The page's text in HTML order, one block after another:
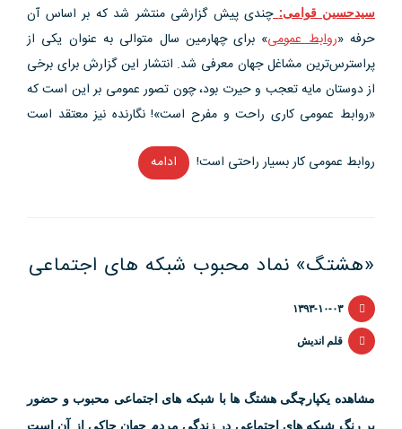
سیدحسین قوامی: چندی پیش گزارشی منتشر شد که بر اساس آن
حرفه «روابط عمومی» برای چهارمین سال متوالی به عنوان یکی از
پراسترس‌ترین مشاغل جهان معرفی شد. انتشار این گزارش برای برخی
از دوستان مایه تعجب و حیرت بود، چون تصور عمومی بر این است که
«روابط عمومی کاری راحت و مفرح است»! نگارنده نیز معتقد است
روابط عمومی کار بسیار راحتی است! ادامه “روابط
است!”
«هشتگ» نماد محبوب شبکه های اجتماعی
۱۳۹۳-۱۰-۰۳
قلم اندیش
مشاهده یکپارچگی هشتگ ها با شبکه های اجتماعی محبوب و حضور
پر رنگ شبکه های اجتماعی در زندگی مردم جهان حاکی از آن است